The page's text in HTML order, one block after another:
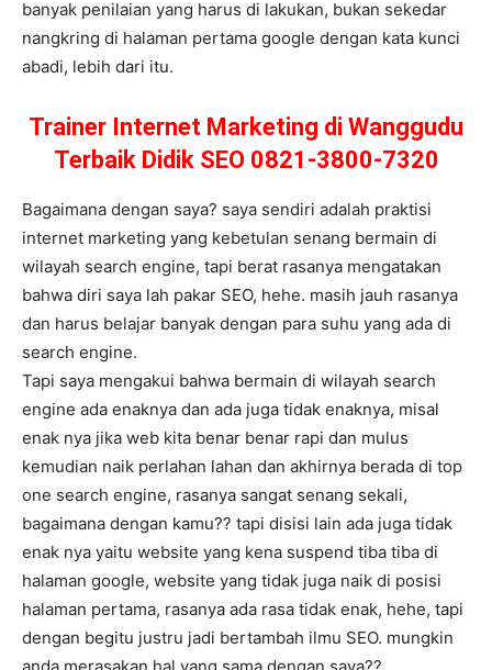
banyak penilaian yang harus di lakukan, bukan sekedar
nangkring di halaman pertama google dengan kata kunci
abadi, lebih dari itu.
Trainer Internet Marketing di Wanggudu
Terbaik Didik SEO 0821-3800-7320
Bagaimana dengan saya? saya sendiri adalah praktisi
internet marketing yang kebetulan senang bermain di
wilayah search engine, tapi berat rasanya mengatakan
bahwa diri saya lah pakar SEO, hehe. masih jauh rasanya
dan harus belajar banyak dengan para suhu yang ada di
search engine.
Tapi saya mengakui bahwa bermain di wilayah search
engine ada enaknya dan ada juga tidak enaknya, misal
enak nya jika web kita benar benar rapi dan mulus
kemudian naik perlahan lahan dan akhirnya berada di top
one search engine, rasanya sangat senang sekali,
bagaimana dengan kamu?? tapi disisi lain ada juga tidak
enak nya yaitu website yang kena suspend tiba tiba di
halaman google, website yang tidak juga naik di posisi
halaman pertama, rasanya ada rasa tidak enak, hehe, tapi
dengan begitu justru jadi bertambah ilmu SEO. mungkin